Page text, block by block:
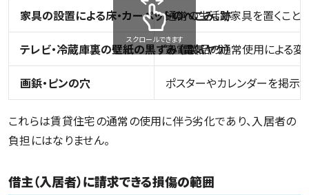
家具の設置による床・カーペットのへこみ、跡通常の生活で家具を置くこと
テレビ・冷蔵庫裏の壁紙の黒ずみ（電気ヤケ）家電製品の通常使用による変
画鋲・ピンの穴 ポスターやカレンダーを掲
スクロールできます
これらは賃貸住宅の通常の使用に伴う劣化であり、入居者の
負担にはなりません。
借主（入居者）に請求できる損傷の範囲